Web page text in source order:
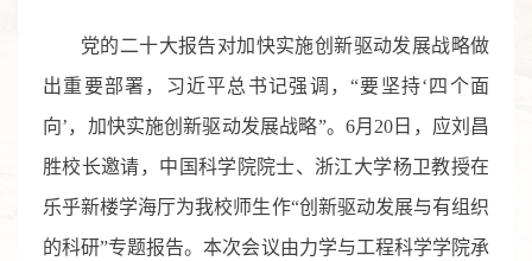
党的二十大报告对加快实施创新驱动发展战略做
出重要部署，习近平总书记强调，“要坚持‘四个面
向’，加快实施创新驱动发展战略”。6月20日，应刘昌
胜校长邀请，中国科学院院士、浙江大学杨卫教授在
乐乎新楼学海厅为我校师生作“创新驱动发展与有组织
的科研”专题报告。本次会议由力学与工程科学学院承